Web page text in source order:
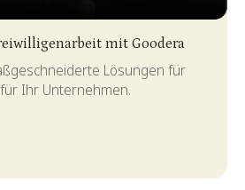
mit Goodera
Lösungen für
Ihr Unternehmen.